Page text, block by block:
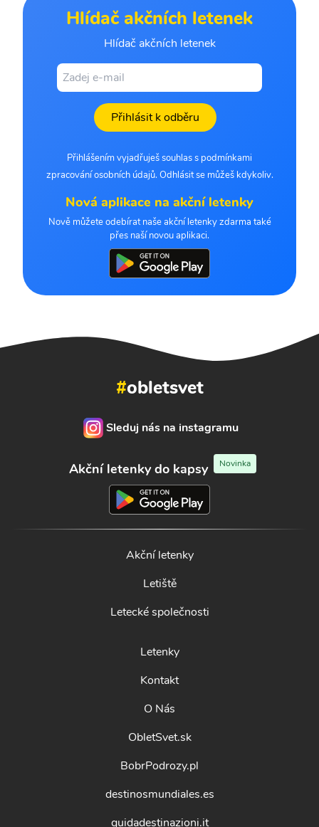
Hlídač akčních letenek
Hlídač akčních letenek
Přihlásit k odběru
Přihlášením vyjadřuješ souhlas s podmínkami
zpracování osobních údajů. Odhlásit se můžeš kdykoliv.
Nová aplikace na akční letenky
Nově můžete odebírat naše akční letenky zdarma také
přes naší novou aplikaci.
#obletsvet
Sleduj nás na instagramu
Akční letenky do kapsy Novinka
Akční letenky
Letiště
Letecké společnosti
Letenky
Kontakt
O Nás
ObletSvet.sk
BobrPodrozy.pl
destinosmundiales.es
guidadestinazioni.it